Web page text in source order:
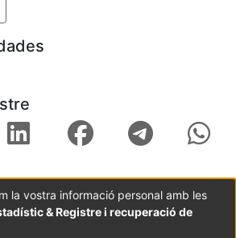
la vostra informació personal amb les
& Registre i recuperació de